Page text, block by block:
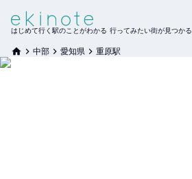
はじめて行く駅のことがわかる 行ってみたい街が見つかる
中部 愛知県 重原駅